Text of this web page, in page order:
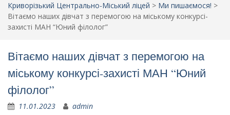
Криворізький Центрально-Міський ліцей > Ми пишаємося! >
Вітаємо наших дівчат з перемогою на міському конкурсі-
захисті МАН “Юний філолог”
Вітаємо наших дівчат з перемогою на
міському конкурсі-захисті МАН “Юний
філолог”
11.01.2023 admin